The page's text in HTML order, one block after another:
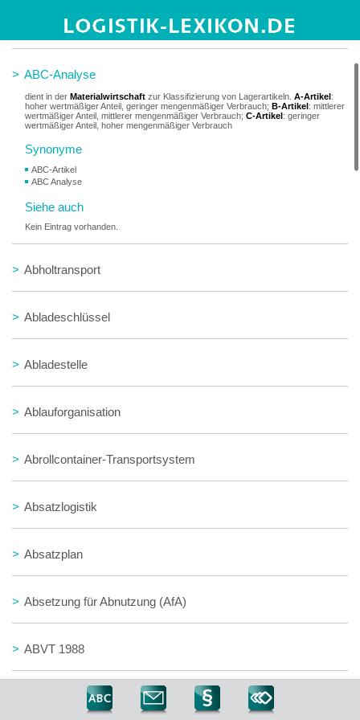
> ABC-Analyse
dient in der Materialwirtschaft zur Klassifizierung von Lagerartikeln. A-Artikel:
hoher wertmäßiger Anteil, geringer mengenmäßiger Verbrauch; B-Artikel: mittlerer
wertmäßiger Anteil, mittlerer mengenmäßiger Verbrauch; C-Artikel: geringer
wertmäßiger Anteil, hoher mengenmäßiger Verbrauch
Synonyme
ABC-Artikel
ABC Analyse
Siehe auch
Kein Eintrag vorhanden.
> Abholtransport
> Abladeschlüssel
> Abladestelle
> Ablauforganisation
> Abrollcontainer-Transportsystem
> Absatzlogistik
> Absatzplan
> Absetzung für Abnutzung (AfA)
> ABVT 1988